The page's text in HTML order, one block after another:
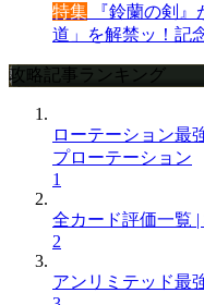
特集 『鈴蘭の剣
道」を解禁ッ！記
攻略記事ランキング
ローテーション最
プローテーション
1
全カード評価一覧 |
2
アンリミテッド最